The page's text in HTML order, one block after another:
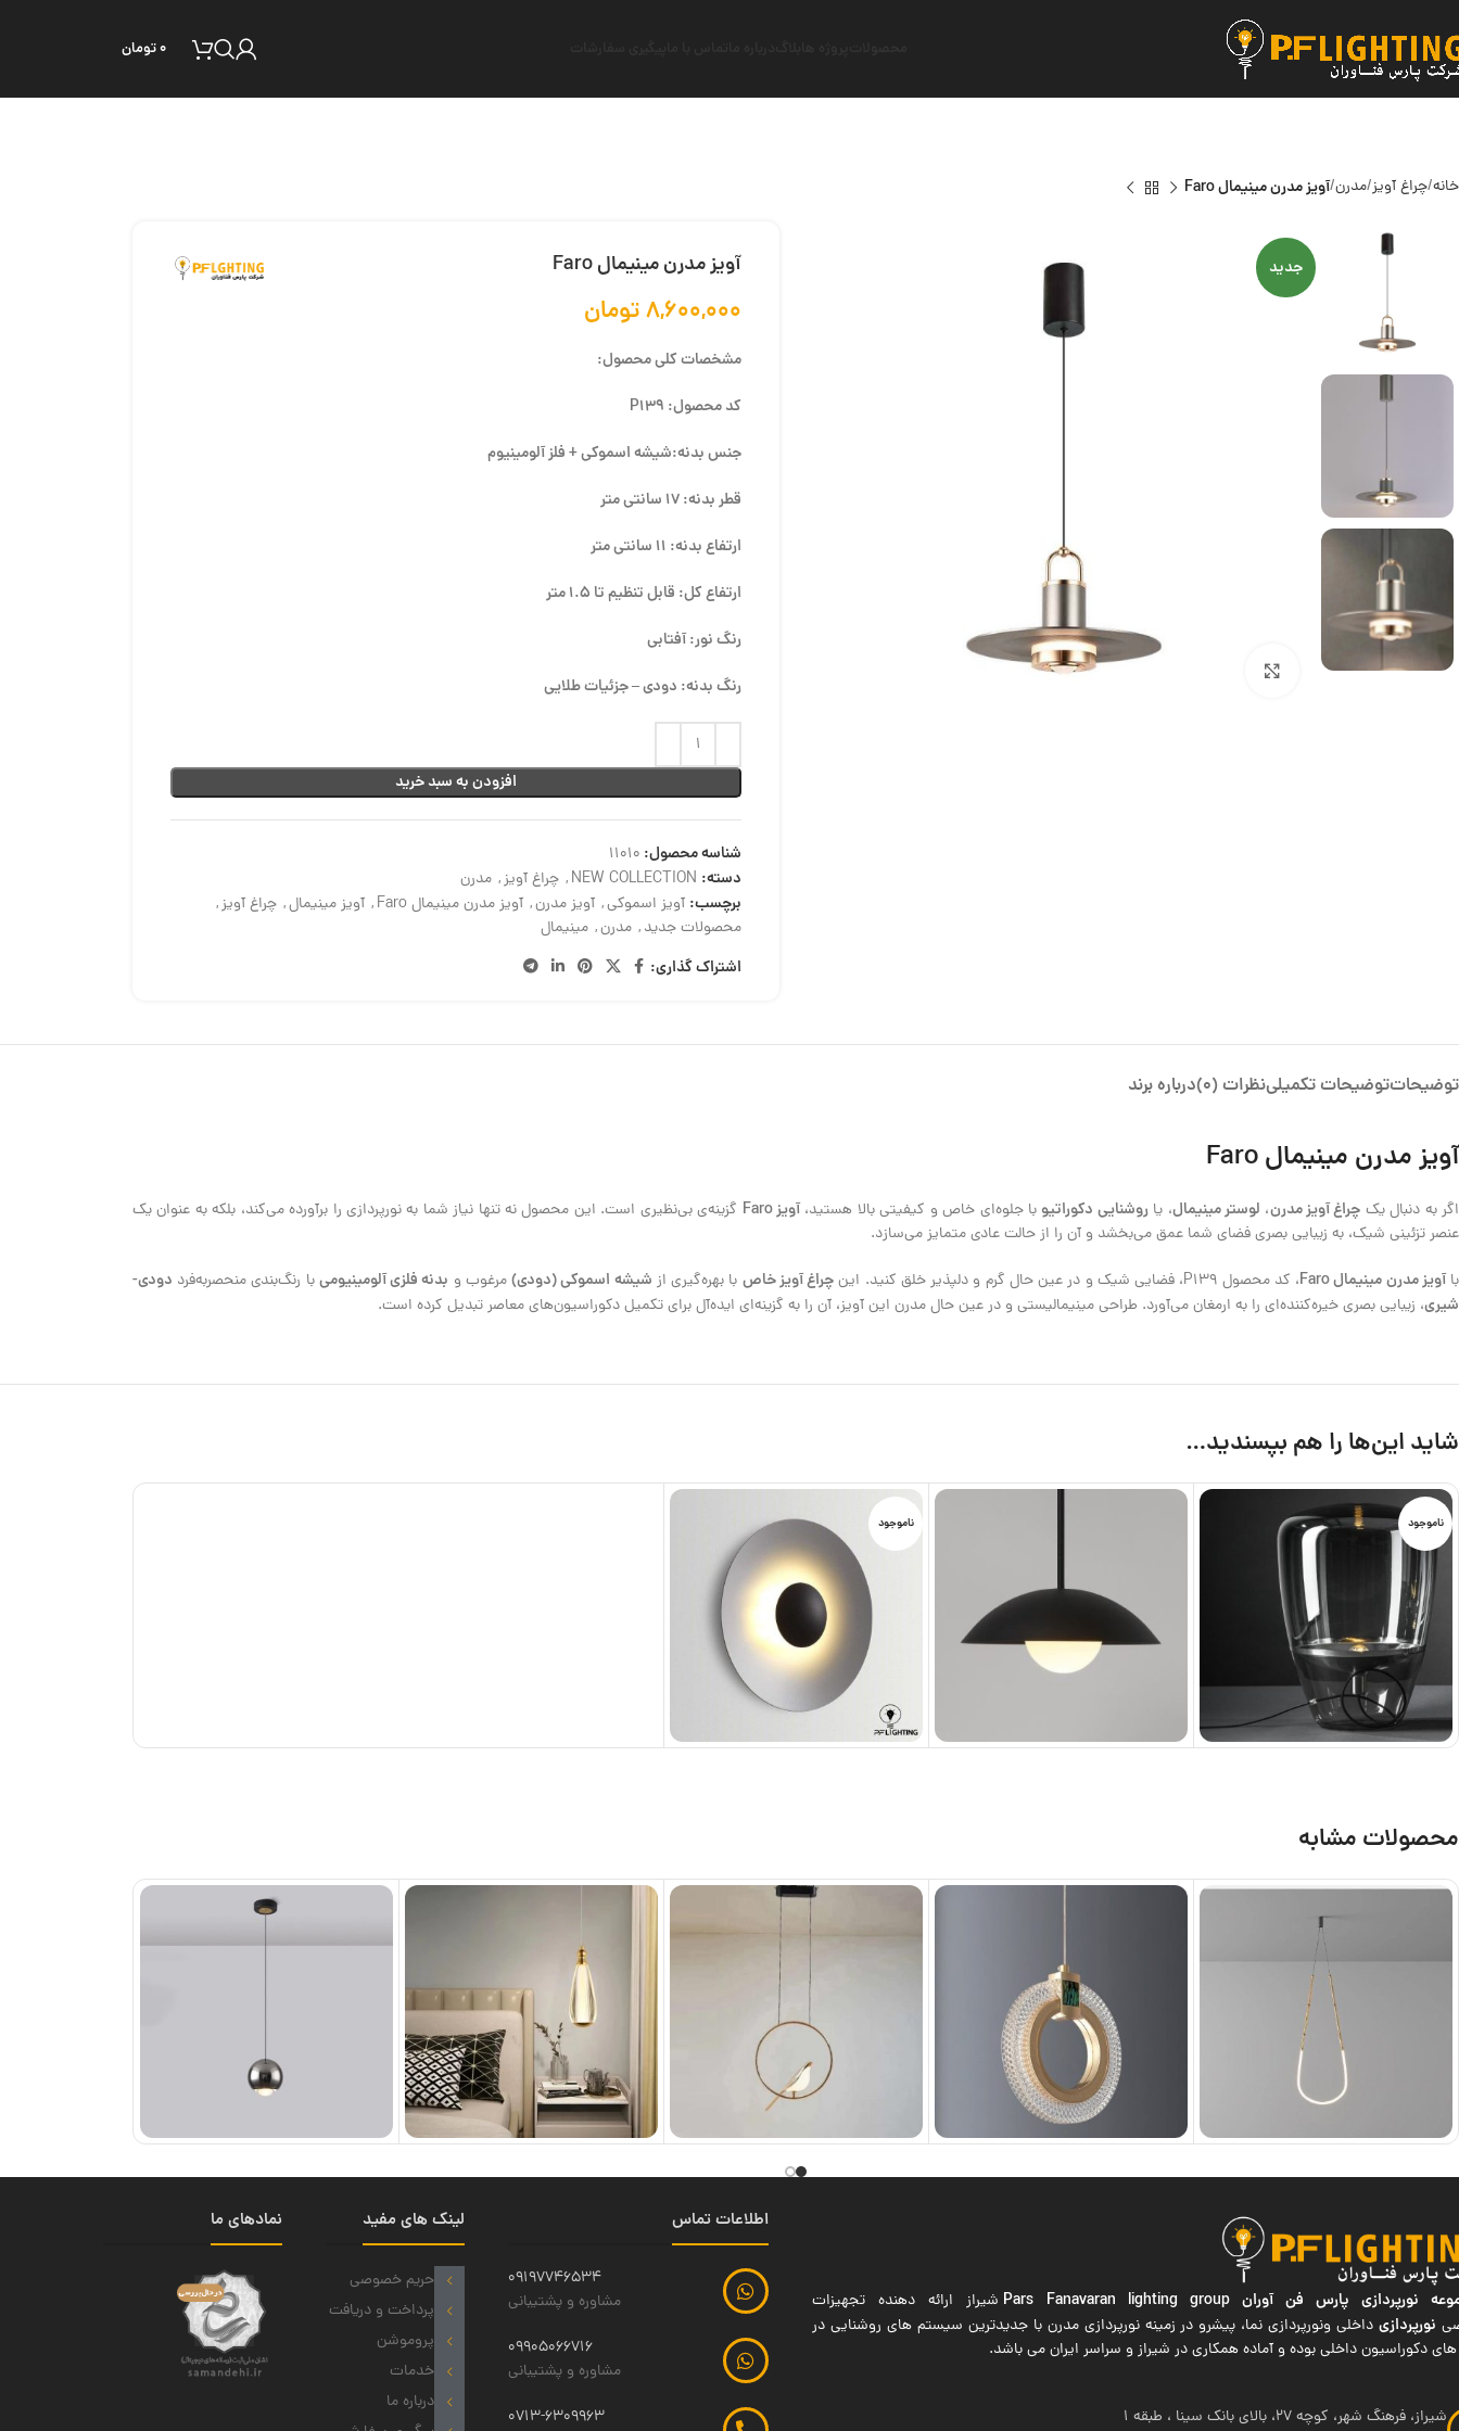
۰تومان
خانه چراغ آویز مدرن آویز مدرن مینیمال Faro
جدید آویز مدرن مینیمال Faro
۸,۶۰۰,۰۰۰تومان
مشخصات کلی محصول:
کد محصول: P139
جنس بدنه:شیشه اسموکی + فلز آلومینیوم
قطر بدنه: 17 سانتی متر
ارتفاع بدنه: 11 سانتی متر
ارتفاع کل: قابل تنظیم تا 1.5 متر
رنگ نور: آفتابی
رنگ بدنه: دودی – جزئیات طلایی
افزودن به سبد خرید
شناسه محصول: 11010
دسته: NEW COLLECTION
, چراغ آویز, مدرن
برچسب: آویز اسموکی, آویز مدرن, آویز مدرن مینیمال Faro , آویز مینیمال, چراغ آویز,
محصولات جدید, مدرن, مینیمال
اشتراک گذاری:
توضیحاتتوضیحات تکمیلینظرات (0) درباره برند
آویز مدرن مینیمال Faro
اگر به دنبال یک چراغ آویز مدرن، لوستر مینیمال، یاروشنایی دکوراتیو با جلوه‌ای خاص و کیفیتی بالا هستید،آویز Faro
گزینه‌ی بی‌نظیری است. این محصول نه تنها نیاز شما به نورپردازی را برآورده می‌کند، بلکه به عنوان یک
عنصر تزئینی شیک، به زیبایی بصری فضای شما عمق می‌بخشد و آن را از حالت عادی متمایز می‌سازد.
باآویز مدرن مینیمال Faro ، کد محصول P139، فضایی شیک و در عین حال گرم و دلپذیر خلق کنید. این چراغ آویز خاص با بهره‌گیری از شیشه اسموکی (دودی)مرغوب و بدنه فلزی آلومینیومیبا رنگ‌بندی منحصربه‌فرد دودی-
شیری، زیبایی بصری خیره‌کننده‌ای را به ارمغان می‌آورد. طراحی مینیمالیستی و در عین حال مدرن این آویز، آن را به گزینه‌ای ایده‌آل برای تکمیل دکوراسیون‌های معاصر تبدیل کرده است.
شاید این‌ها را هم بپسندید…
ناموجود ناموجود
محصولات مشابه
نورپردازی پارس فن آوران Pars Fanavaran lighting group شیراز ارائه دهنده تجهیزات
نورپردازیداخلی ونورپردازی نما، پیشرو در زمینه نورپردازی مدرن با جدیدترین سیستم های روشنایی در
های دکوراسیون داخلی بوده و آماده همکاری در شیراز و سراسر ایران می باشد.
شیراز، فرهنگ شهر، کوچه 27، بالای بانک سینا ، طبقه 1
اطلاعات تماس
09197746534
مشاوره و پشتیبانی
09905066716
مشاوره و پشتیبانی
0713-6309963
لینک های مفید
حریم خصوصی
پرداخت و دریافت
پروموشن
خدمات
درباره ما
نمادهای ما